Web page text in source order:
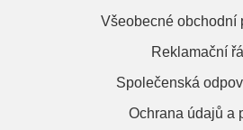
Všeobecné obchodní
Reklamační
Společenská
Ochrana údajů a